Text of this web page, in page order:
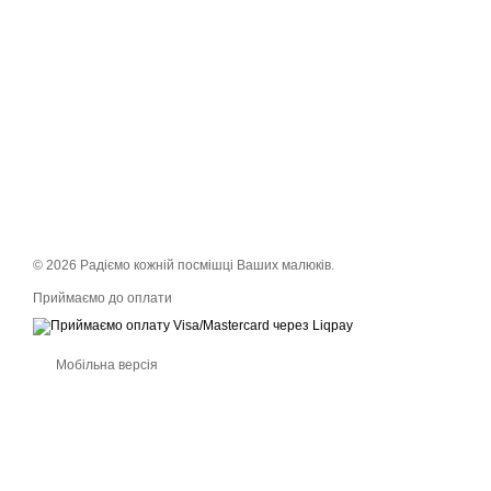
© 2026 Радіємо кожній посмішці Ваших малюків.
Приймаємо до оплати
Мобільна версія